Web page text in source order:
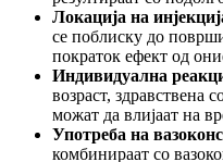
Локација на
се поблиску до
пократок ефект од
Индивидуална
возраст, здравствена
можат да влијаат на
Употреба на
комбинираат со